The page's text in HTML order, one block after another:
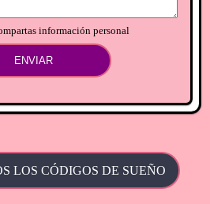
información personal
ENVIAR
LOS CÓDIGOS DE SUEÑO